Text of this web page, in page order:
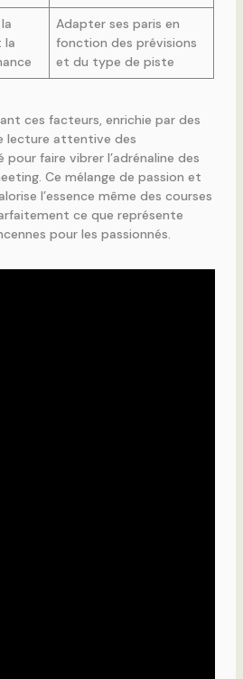
la
Adapter ses paris en
fonction des prévisions
et du type de piste
ces facteurs, enrichie par des
lecture attentive des
faire vibrer l’adrénaline des
Ce mélange de passion et
l’essence même des courses
ce que représente
pour les passionnés.